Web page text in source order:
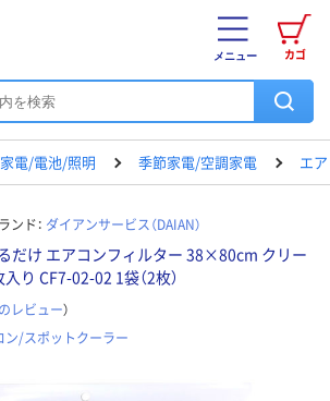
カゴ
メニュー
電/電池/照明 季節家電/空調家電 エ
ンド： ダイアンサービス（DAIAN）
だけ エアコンフィルター 38×80cm クリー
り CF7-02-02 1袋（2枚）
レビュー）
ン/スポットクーラー